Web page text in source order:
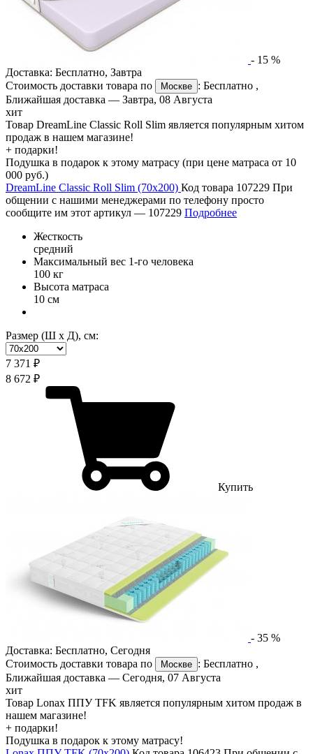
- 15 %
Доставка: Бесплатно, Завтра
Стоимость доставки товара по
Москве : Бесплатно ,
Ближайшая доставка — Завтра, 08 Августа
хит
Товар DreamLine Classic Roll Slim является популярным хитом
продаж в нашем магазине!
+ подарки!
Подушка в подарок к этому матрасу (при цене матраса от 10
000 руб.)
DreamLine Classic Roll Slim (70х200) Код товара 107229 При
общении с нашими менеджерами по телефону просто
сообщите им этот артикул — 107229 Подробнее
Жесткость
средний
Максимальный вес 1-го человека
100 кг
Высота матраса
10 см
Размер (Ш х Д), см:
7 371 ₽
8 672 ₽
Купить
- 35 %
Доставка: Бесплатно, Сегодня
Стоимость доставки товара по
Москве : Бесплатно ,
Ближайшая доставка — Сегодня, 07 Августа
хит
Товар Lonax ППУ TFK является популярным хитом продаж в
нашем магазине!
+ подарки!
Подушка в подарок к этому матрасу!